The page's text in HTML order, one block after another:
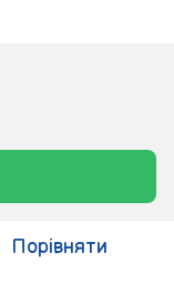
Порівняти